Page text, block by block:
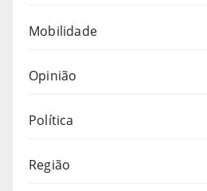
Mobilidade
Opinião
Política
Região